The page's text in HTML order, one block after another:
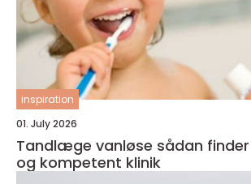
inspiration
01. July 2026
Tandlæge vanløse sådan finder du en tryg
og kompetent klinik